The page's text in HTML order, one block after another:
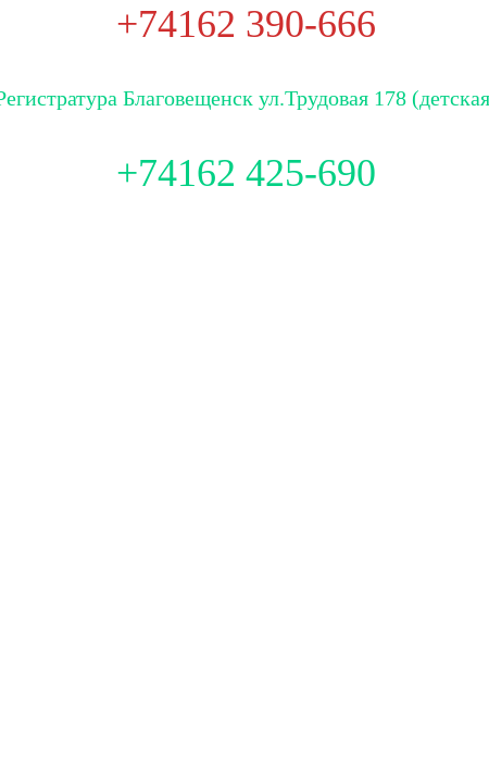
+74162 390-666
Благовещенск ул.Трудовая 178
+74162 425-690